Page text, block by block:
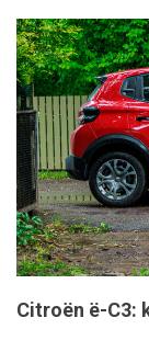
Citroën ë-C3: